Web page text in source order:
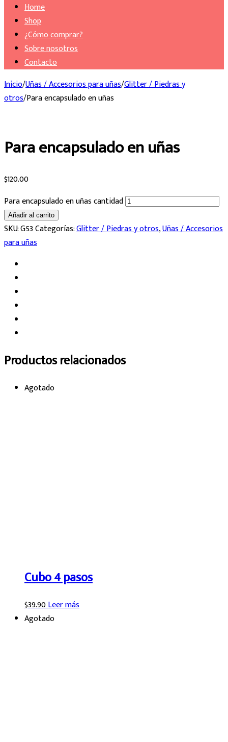
Home
Shop
¿Cómo comprar?
Sobre nosotros
Contacto
Inicio/Uñas / Accesorios para uñas/Glitter / Piedras y
otros/Para encapsulado en uñas
Para encapsulado en uñas
$120.00
Para encapsulado en uñas cantidad
Añadir al carrito
SKU:G53Categorías:Glitter / Piedras y otros,Uñas / Accesorios
para uñas
Productos relacionados
Agotado
Cubo 4 pasos
$39.90Leer más
Agotado